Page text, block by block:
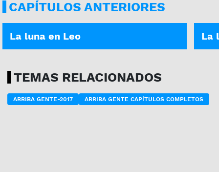
CAPÍTULOS ANTERIORES
ASÍ ES TU DÍA | 05-01-2026
La luna en Leo La
TEMAS RELACIONADOS
ARRIBA GENTE-2017 ARRIBA GENTE CAPÍTULOS COMPLETOS